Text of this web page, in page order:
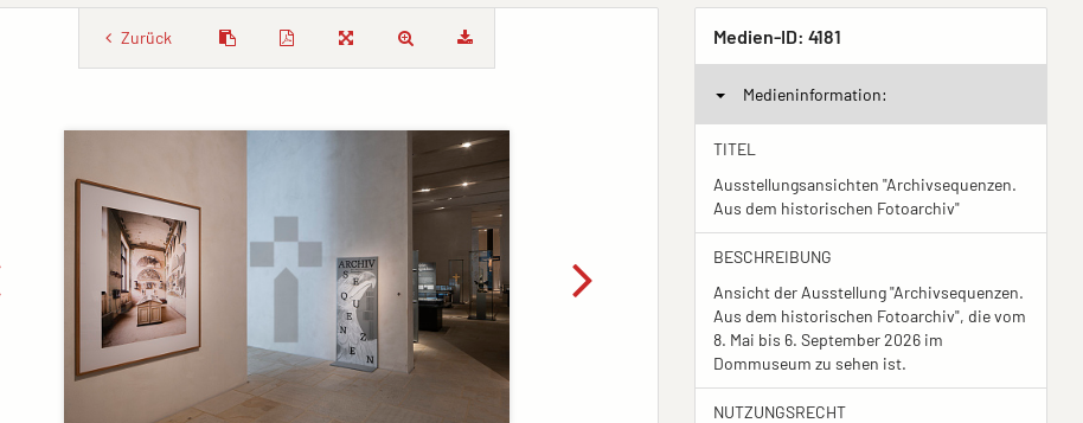
Zurück Medien-ID: 4181
Medieninformation:
TITEL
Ausstellungsansichten "Archivsequenzen.
Aus dem historischen Fotoarchiv"
BESCHREIBUNG
Ansicht der Ausstellung "Archivsequenzen.
Aus dem historischen Fotoarchiv", die vom
8. Mai bis 6. September 2026 im
Dommuseum zu sehen ist.
NUTZUNGSRECHT